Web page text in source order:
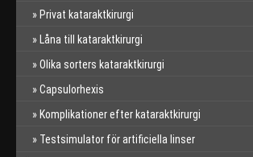
Privat kataraktkirurgi
Låna till kataraktkirurgi
Olika sorters kataraktkirurgi
Capsulorhexis
Komplikationer efter kataraktkirurgi
Testsimulator för artificiella linser